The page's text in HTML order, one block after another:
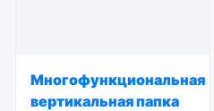
Многофункциональная
вертикальная папка